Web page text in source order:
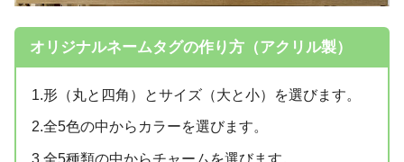
オリジナルネームタグの作り方（アクリル製）
1.形（丸と四角）とサイズ（大と小）を選びます。
2.全5色の中からカラーを選びます。